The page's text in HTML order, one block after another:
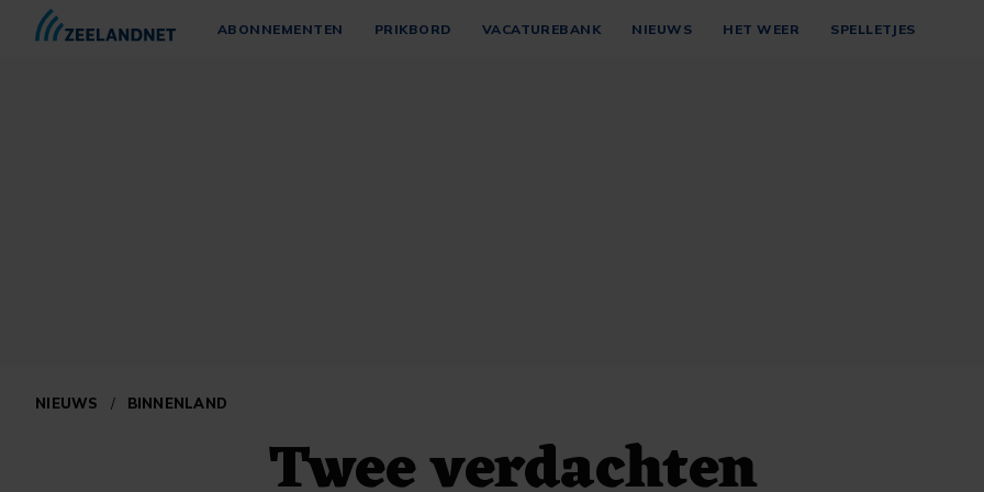
ABONNEMENTEN PRIKBORD VACATUREBANK NIEUWS HET WEER SPELLETJES
NIEUWS / BINNENLAND